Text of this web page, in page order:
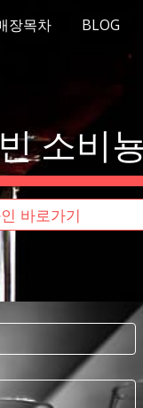
Skip to
장목차 BLOG
소비
바로가기